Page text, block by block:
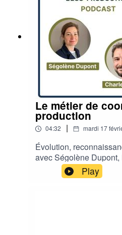
Le métier de
production
04:32 | mardi 17
Évolution,
avec Ségolène
CPNEF de
Coordinateur d’éco-
Play